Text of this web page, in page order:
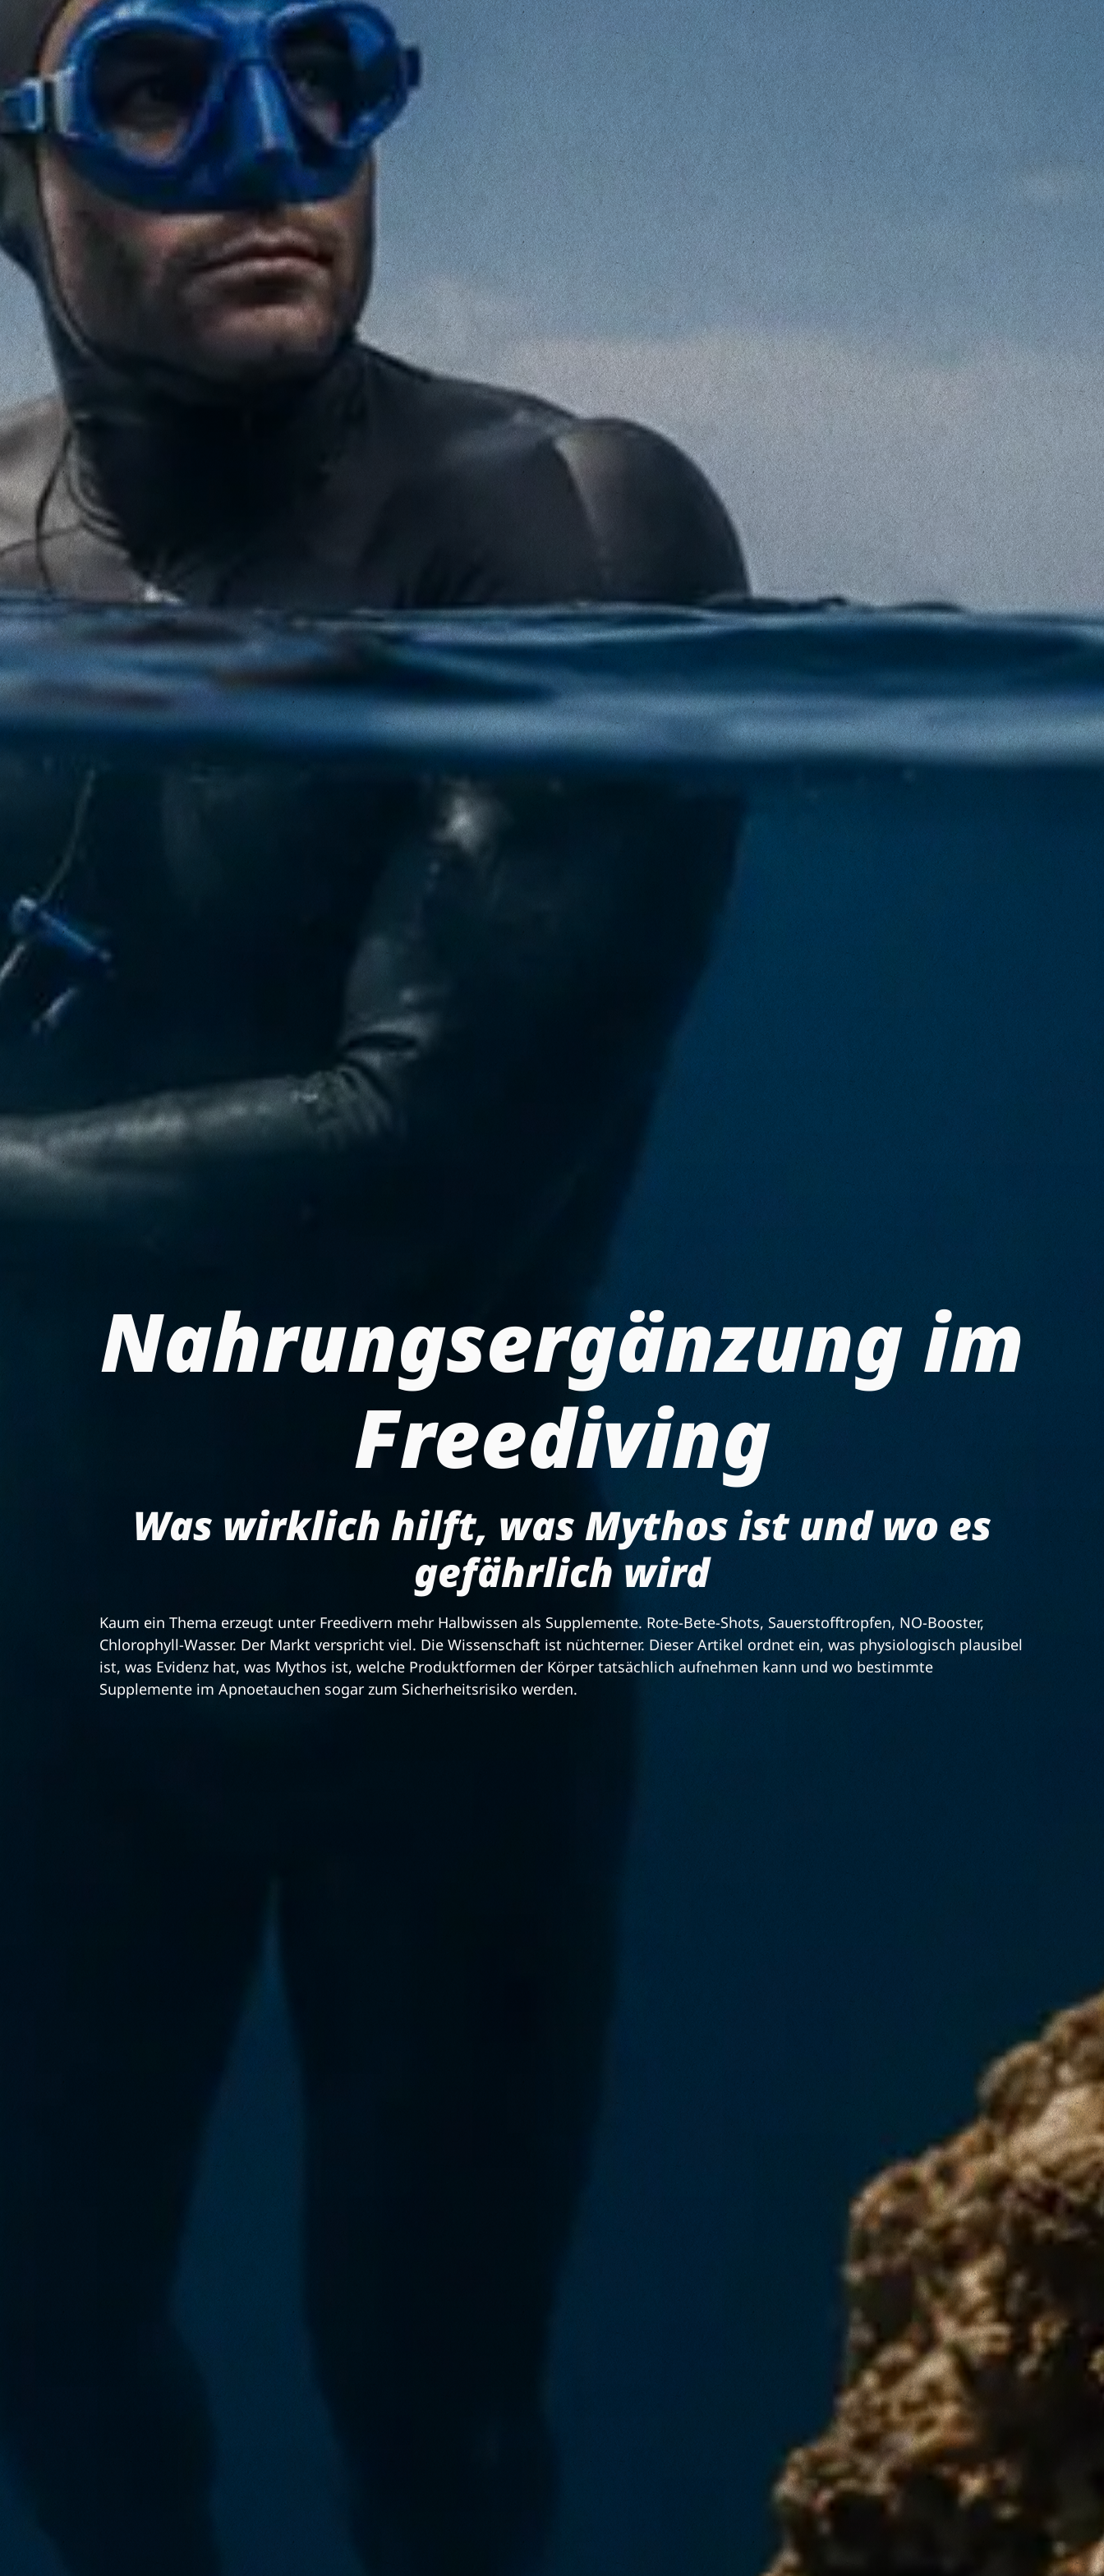
Nahrungsergänzung im
Freediving
Was wirklich hilft, was Mythos ist und wo es
gefährlich wird
Kaum ein Thema erzeugt unter Freedivern mehr Halbwissen als Supplemente. Rote-Bete-Shots, Sauerstofftropfen, NO-Booster,
Chlorophyll-Wasser. Der Markt verspricht viel. Die Wissenschaft ist nüchterner. Dieser Artikel ordnet ein, was physiologisch plausibel
ist, was Evidenz hat, was Mythos ist, welche Produktformen der Körper tatsächlich aufnehmen kann und wo bestimmte
Supplemente im Apnoetauchen sogar zum Sicherheitsrisiko werden.